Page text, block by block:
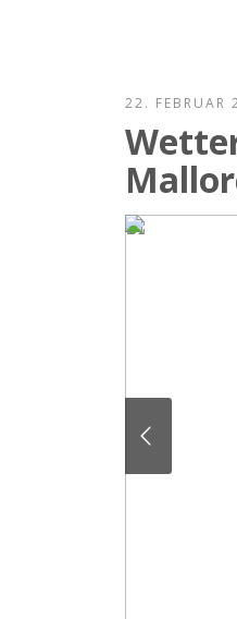
22. FEBRUAR